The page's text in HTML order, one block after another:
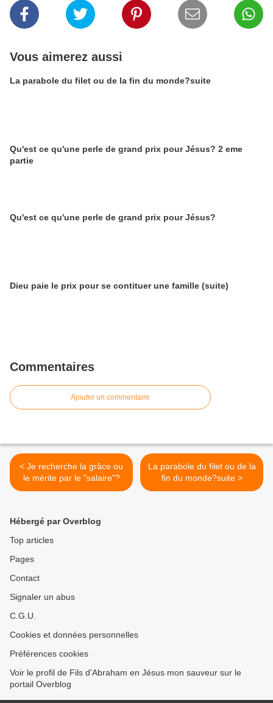
Vous aimerez aussi
La parabole du filet ou de la fin du monde?suite
Qu'est ce qu'une perle de grand prix pour Jésus? 2 eme
partie
Qu'est ce qu'une perle de grand prix pour Jésus?
Dieu paie le prix pour se contituer une famille (suite)
Commentaires
Ajouter un commentaire
< Je recherche la grâce ou
le mérite par le "salaire"?
La parabole du filet ou de la
fin du monde?suite >
Hébergé par Overblog
Top articles
Pages
Contact
Signaler un abus
C.G.U.
Cookies et données personnelles
Préférences cookies
Voir le profil de Fils d'Abraham en Jésus mon sauveur sur le
portail Overblog